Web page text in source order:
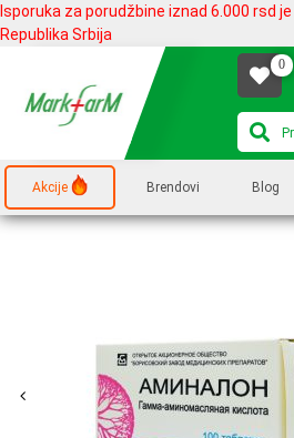
Isporuka za porudžbine iznad 6.000 rsd
Republika Srbija
0
Akcije Brendovi Blog